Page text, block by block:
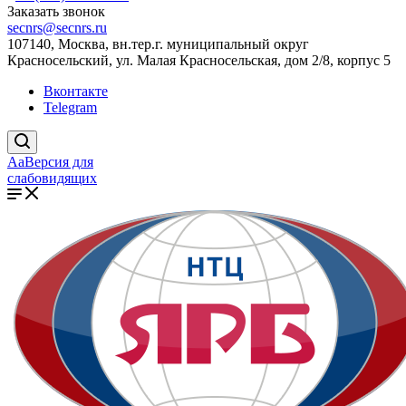
Заказать звонок
secnrs@secnrs.ru
107140, Москва, вн.тер.г. муниципальный округ
Красносельский, ул. Малая Красносельская, дом 2/8, корпус 5
Вконтакте
Telegram
AaВерсия для
слабовидящих